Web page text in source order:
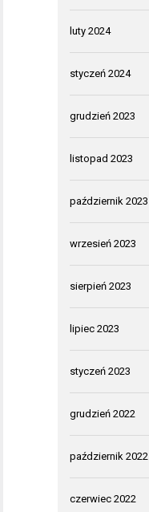
luty 2024
styczeń 2024
grudzień 2023
listopad 2023
październik 2023
wrzesień 2023
sierpień 2023
lipiec 2023
styczeń 2023
grudzień 2022
październik 2022
czerwiec 2022